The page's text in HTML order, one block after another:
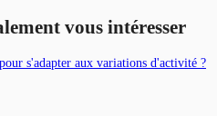
vous intéresser
s'adapter aux variations d'activité ?